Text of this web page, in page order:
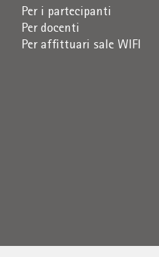
Per i partecipanti
Per docenti
Per affittuari sale WIFI